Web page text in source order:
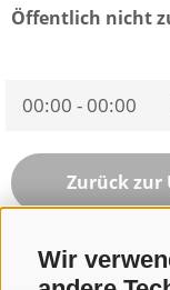
Wir
Öffentlich nicht
00:00 - 00:00
Zurück zur